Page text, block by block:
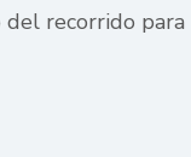
recorrido